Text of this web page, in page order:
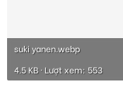
suki yanen.webp
4.5 KB · Lượt xem: 553